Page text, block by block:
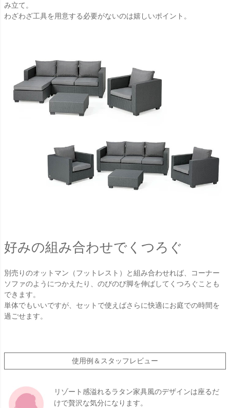
み立て。
わざわざ工具を用意する必要がないのは嬉しいポイント。
好みの組み合わせでくつろぐ
別売りのオットマン（フットレスト）と組み合わせれば、コーナー
ソファのようにつかえたり、のびのび脚を伸ばしてくつろぐことも
できます。
単体でもいいですが、セットで使えばさらに快適にお庭での時間を
過ごせます。
使用例＆スタッフレビュー
リゾート感溢れるラタン家具風のデザインは座るだ
けで贅沢な気分になります。